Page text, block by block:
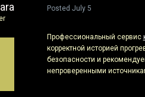
Posted July 5
Профессиональный сервис
корректной историей
безопасности и
непроверенными